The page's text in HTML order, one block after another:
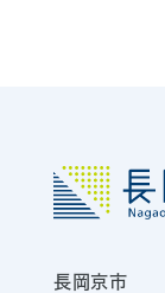
長岡京市